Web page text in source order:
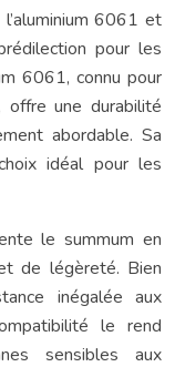
6061 et
pour les
6061, connu pour
offre une durabilité
abordable. Sa
idéal pour les
le summum en
de légèreté. Bien
inégalée aux
le rend
sensibles aux